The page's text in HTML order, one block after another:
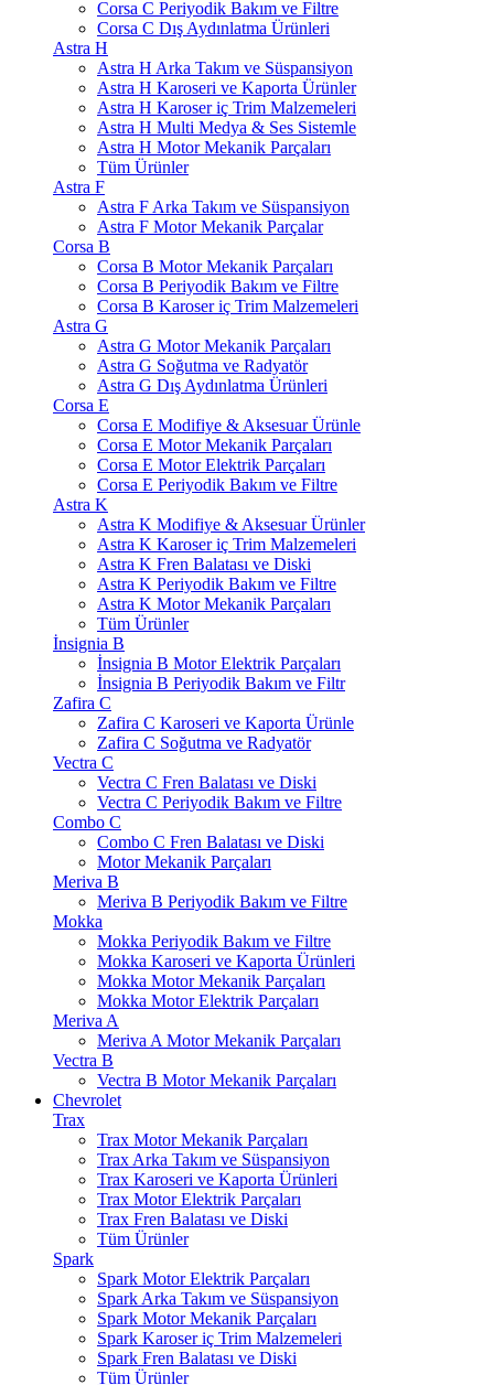
Corsa C Periyodik Bakım ve Filtre
Corsa C Dış Aydınlatma Ürünleri
Astra H
Astra H Arka Takım ve Süspansiyon
Astra H Karoseri ve Kaporta Ürünler
Astra H Karoser iç Trim Malzemeleri
Astra H Multi Medya & Ses Sistemle
Astra H Motor Mekanik Parçaları
Tüm Ürünler
Astra F
Astra F Arka Takım ve Süspansiyon
Astra F Motor Mekanik Parçalar
Corsa B
Corsa B Motor Mekanik Parçaları
Corsa B Periyodik Bakım ve Filtre
Corsa B Karoser iç Trim Malzemeleri
Astra G
Astra G Motor Mekanik Parçaları
Astra G Soğutma ve Radyatör
Astra G Dış Aydınlatma Ürünleri
Corsa E
Corsa E Modifiye & Aksesuar Ürünle
Corsa E Motor Mekanik Parçaları
Corsa E Motor Elektrik Parçaları
Corsa E Periyodik Bakım ve Filtre
Astra K
Astra K Modifiye & Aksesuar Ürünler
Astra K Karoser iç Trim Malzemeleri
Astra K Fren Balatası ve Diski
Astra K Periyodik Bakım ve Filtre
Astra K Motor Mekanik Parçaları
Tüm Ürünler
İnsignia B
İnsignia B Motor Elektrik Parçaları
İnsignia B Periyodik Bakım ve Filtr
Zafira C
Zafira C Karoseri ve Kaporta Ürünle
Zafira C Soğutma ve Radyatör
Vectra C
Vectra C Fren Balatası ve Diski
Vectra C Periyodik Bakım ve Filtre
Combo C
Combo C Fren Balatası ve Diski
Motor Mekanik Parçaları
Meriva B
Meriva B Periyodik Bakım ve Filtre
Mokka
Mokka Periyodik Bakım ve Filtre
Mokka Karoseri ve Kaporta Ürünleri
Mokka Motor Mekanik Parçaları
Mokka Motor Elektrik Parçaları
Meriva A
Meriva A Motor Mekanik Parçaları
Vectra B
Vectra B Motor Mekanik Parçaları
Chevrolet
Trax
Trax Motor Mekanik Parçaları
Trax Arka Takım ve Süspansiyon
Trax Karoseri ve Kaporta Ürünleri
Trax Motor Elektrik Parçaları
Trax Fren Balatası ve Diski
Tüm Ürünler
Spark
Spark Motor Elektrik Parçaları
Spark Arka Takım ve Süspansiyon
Spark Motor Mekanik Parçaları
Spark Karoser iç Trim Malzemeleri
Spark Fren Balatası ve Diski
Tüm Ürünler